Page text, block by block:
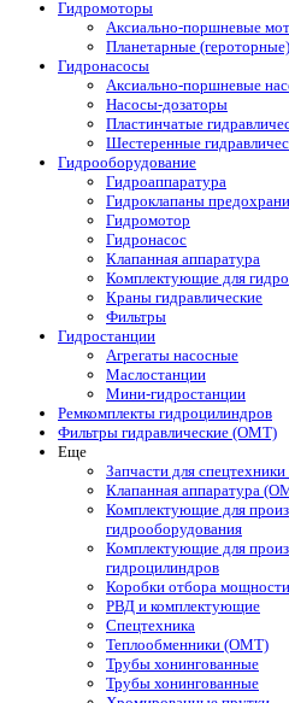
Гидромоторы
Аксиально-поршневые
Планетарные
Гидронасосы
Аксиально-поршневые
Насосы-дозаторы
Пластинчатые
Шестеренные
Гидрооборудование
Гидроаппаратура
Гидроклапаны
Гидромотор
Гидронасос
Клапанная аппаратура
Комплектующие для
Краны гидравлические
Фильтры
Гидростанции
Агрегаты насосные
Маслостанции
Мини-гидростанции
Ремкомплекты гидроцилиндров
Фильтры гидравлические (OMT)
Еще
Запчасти для
Клапанная аппаратура
Комплектующие для
гидрооборудования
Комплектующие для
гидроцилиндров
Коробки отбора
РВД и комплектующие
Спецтехника
Теплообменники (OMT)
Трубы хонингованные
Трубы хонингованные